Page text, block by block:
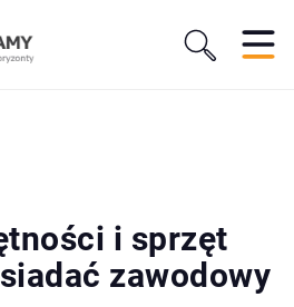
i sprzęt
zawodowy